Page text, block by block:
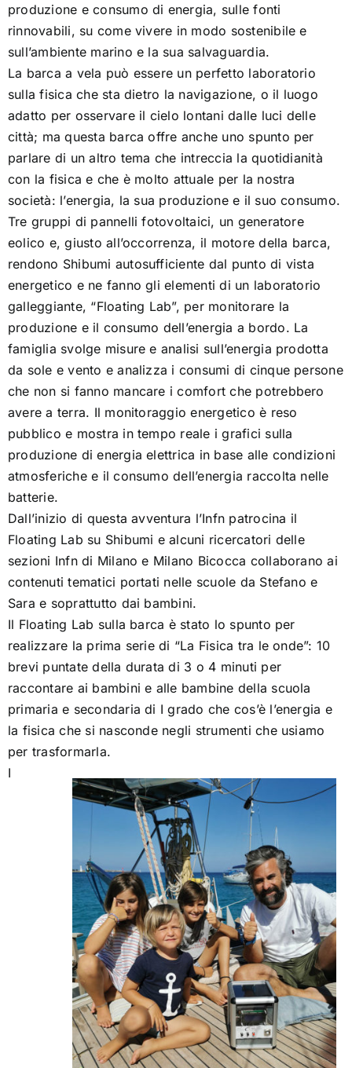
[as] spazi – Fisica tra le onde
[as] illuminazioni – Un’app cosmica!
Colophon
produzione e consumo di energia, sulle fonti
rinnovabili, su come vivere in modo sostenibile e
sull’ambiente marino e la sua salvaguardia.
La barca a vela può essere un perfetto laboratorio
sulla fisica che sta dietro la navigazione, o il luogo
adatto per osservare il cielo lontani dalle luci delle
città; ma questa barca offre anche uno spunto per
parlare di un altro tema che intreccia la quotidianità
con la fisica e che è molto attuale per la nostra
società: l’energia, la sua produzione e il suo consumo.
Tre gruppi di pannelli fotovoltaici, un generatore
eolico e, giusto all’occorrenza, il motore della barca,
rendono Shibumi autosufficiente dal punto di vista
energetico e ne fanno gli elementi di un laboratorio
galleggiante, “Floating Lab”, per monitorare la
produzione e il consumo dell’energia a bordo. La
famiglia svolge misure e analisi sull’energia prodotta
da sole e vento e analizza i consumi di cinque persone
che non si fanno mancare i comfort che potrebbero
avere a terra. Il monitoraggio energetico è reso
pubblico e mostra in tempo reale i grafici sulla
produzione di energia elettrica in base alle condizioni
atmosferiche e il consumo dell’energia raccolta nelle
batterie.
Dall’inizio di questa avventura l’Infn patrocina il
Floating Lab su Shibumi e alcuni ricercatori delle
sezioni Infn di Milano e Milano Bicocca collaborano ai
contenuti tematici portati nelle scuole da Stefano e
Sara e soprattutto dai bambini.
Il Floating Lab sulla barca è stato lo spunto per
realizzare la prima serie di “La Fisica tra le onde”: 10
brevi puntate della durata di 3 o 4 minuti per
raccontare ai bambini e alle bambine della scuola
primaria e secondaria di I grado che cos’è l’energia e
la fisica che si nasconde negli strumenti che usiamo
per trasformarla.
I